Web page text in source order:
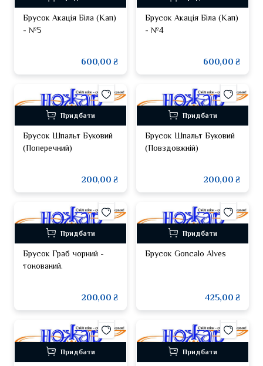
Брусок Акація Біла (Кап)
- №5
600,00 ₴
Брусок Акація Біла (Кап)
- №4
600,00 ₴
Придбати
Брусок Шпальт Буковий
(Поперечний)
200,00 ₴
Придбати
Брусок Шпальт Буковий
(Повздовжній)
200,00 ₴
Придбати
Брусок Граб чорний -
тонований.
200,00 ₴
Придбати
Брусок Goncalo Alves
425,00 ₴
Придбати Придбати